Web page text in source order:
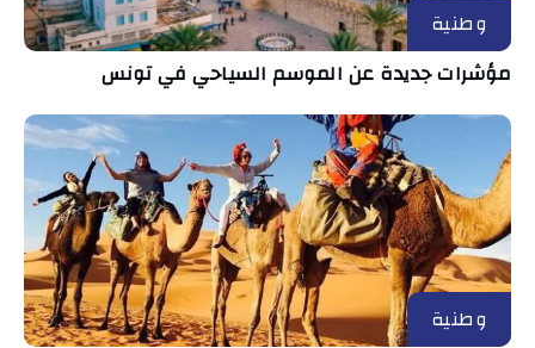
وطنية
مؤشرات جديدة عن الموسم السياحي في تونس
وطنية